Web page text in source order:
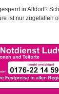
in Alfdorf?
ist nur zugefallen